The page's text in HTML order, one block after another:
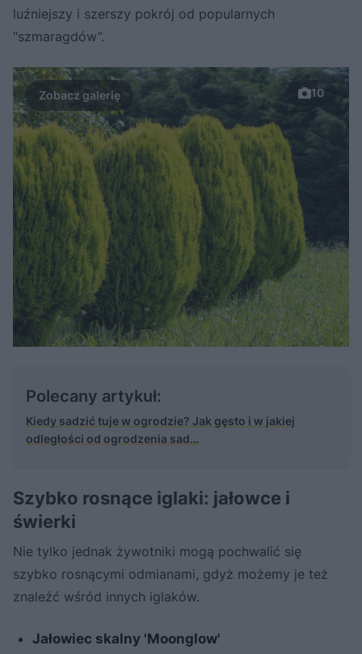
luźniejszy i szerszy pokrój od popularnych
"szmaragdów”.
10
Polecany artykuł:
Kiedy sadzić tuje w ogrodzie? Jak gęsto i w jakiej
odległości od ogrodzenia sad…
Szybko rosnące iglaki: jałowce i
świerki
Nie tylko jednak żywotniki mogą pochwalić się
szybko rosnącymi odmianami, gdyż możemy je też
znaleźć wśród innych iglaków.
Jałowiec skalny 'Moonglow'